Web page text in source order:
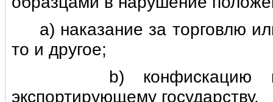
а) наказание за торговлю
то и другое;
b) конфискацию или
экспортирующему государству.